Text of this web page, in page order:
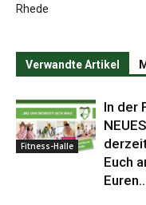
Rhede
Verwandte Artikel
Fitness-Halle
In der
Euch